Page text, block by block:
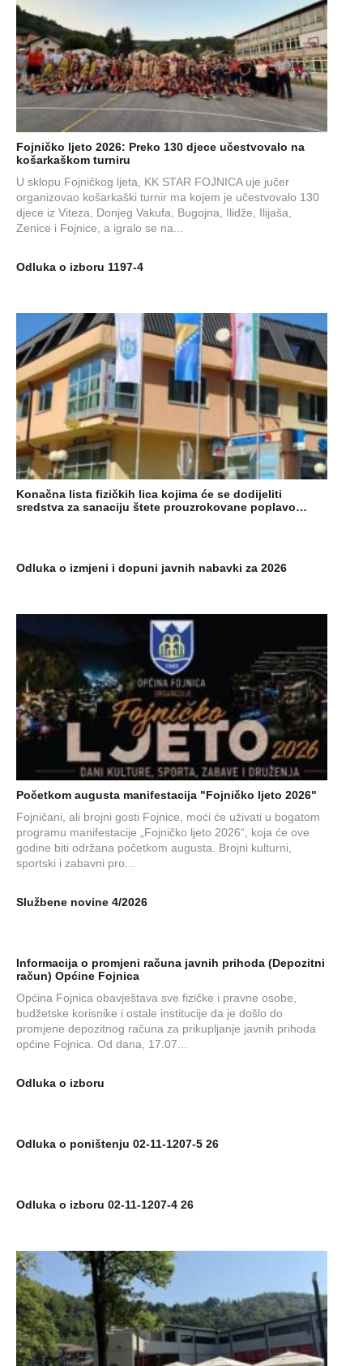
Fojničko ljeto 2026: Preko 130 djece učestvovalo na
košarkaškom turniru
U sklopu Fojničkog ljeta, KK STAR FOJNICA uje jučer
organizovao košarkaški turnir ma kojem je učestvovalo 130
djece iz Viteza, Donjeg Vakufa, Bugojna, Ilidže, Ilijaša,
Zenice i Fojnice, a igralo se na...
Odluka o izboru 1197-4
Konačna lista fizičkih lica kojima će se dodijeliti
sredstva za sanaciju štete prouzrokovane poplavo…
Odluka o izmjeni i dopuni javnih nabavki za 2026
Početkom augusta manifestacija "Fojničko ljeto 2026"
Fojničani, ali brojni gosti Fojnice, moći će uživati u bogatom
programu manifestacije „Fojničko ljeto 2026“, koja će ove
godine biti održana početkom augusta. Brojni kulturni,
sportski i zabavni pro...
Službene novine 4/2026
Informacija o promjeni računa javnih prihoda (Depozitni
račun) Općine Fojnica
Općina Fojnica obavještava sve fizičke i pravne osobe,
budžetske korisnike i ostale institucije da je došlo do
promjene depozitnog računa za prikupljanje javnih prihoda
općine Fojnica. Od dana, 17.07...
Odluka o izboru
Odluka o poništenju 02-11-1207-5 26
Odluka o izboru 02-11-1207-4 26